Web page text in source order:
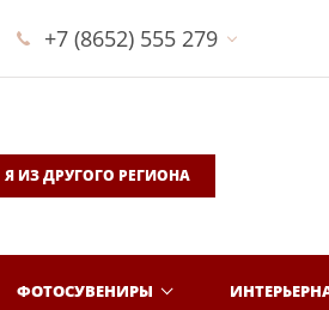
+7 (8652) 555 279
Я ИЗ ДРУГОГО РЕГИОНА
ФОТОСУВЕНИРЫ